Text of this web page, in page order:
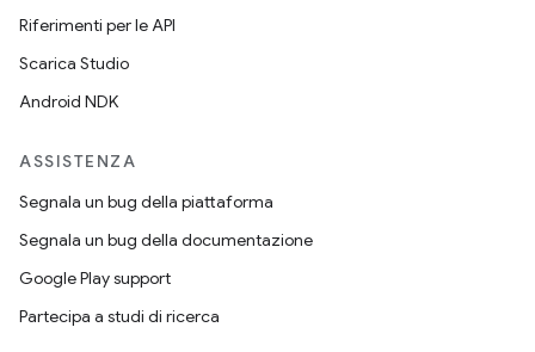
Riferimenti per le API
Scarica Studio
Android NDK
ASSISTENZA
Segnala un bug della piattaforma
Segnala un bug della documentazione
Google Play support
Partecipa a studi di ricerca